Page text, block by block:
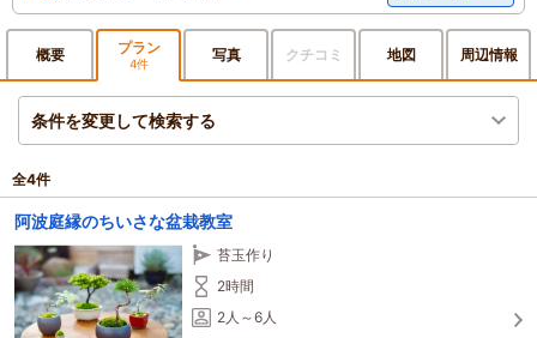
概要 プラン
4件 写真 クチコミ 地図 周辺情報
条件を変更して検索する
全4件
阿波庭縁のちいさな盆栽教室
苔玉作り
2時間
2人～6人